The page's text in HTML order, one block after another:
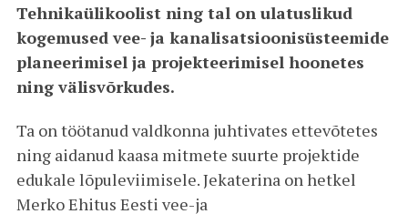
Tehnikaülikoolist ning tal on ulatuslikud
kogemused vee- ja kanalisatsioonisüsteemide
planeerimisel ja projekteerimisel hoonetes
ning välisvõrkudes.
Ta on töötanud valdkonna juhtivates ettevõtetes
ning aidanud kaasa mitmete suurte projektide
edukale lõpuleviimisele. Jekaterina on hetkel
Merko Ehitus Eesti vee-ja